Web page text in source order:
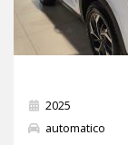
2025
automatico